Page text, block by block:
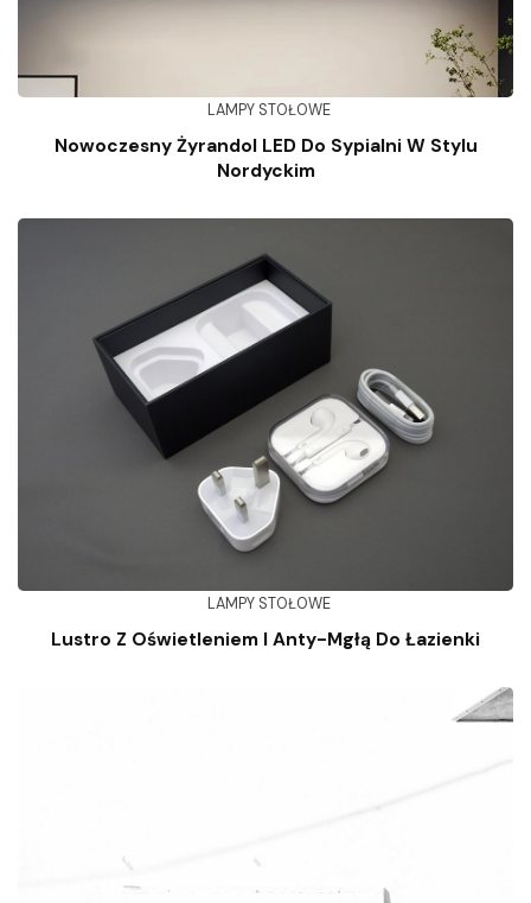
LAMPY STOŁOWE
Nowoczesny Żyrandol LED Do Sypialni W Stylu
Nordyckim
LAMPY STOŁOWE
Lustro Z Oświetleniem I Anty-Mgłą Do Łazienki